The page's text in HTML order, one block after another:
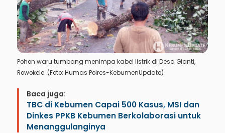
Pohon waru tumbang menimpa kabel listrik di Desa Gianti,
Rowokele. (Foto: Humas Polres-KebumenUpdate)
Baca juga:
TBC di Kebumen Capai 500 Kasus, MSI dan
Dinkes PPKB Kebumen Berkolaborasi untuk
Menanggulanginya